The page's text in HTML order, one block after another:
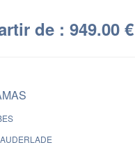
de : 949.00 €